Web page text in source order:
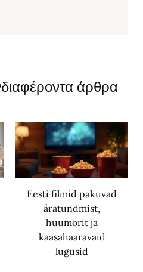
άρθρα
Eesti filmid pakuvad
äratundmist,
huumorit ja
kaasahaaravaid
lugusid